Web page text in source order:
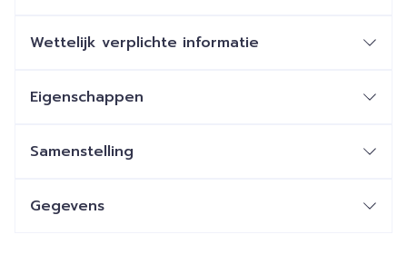
Wettelijk verplichte informatie
Eigenschappen
Samenstelling
Gegevens